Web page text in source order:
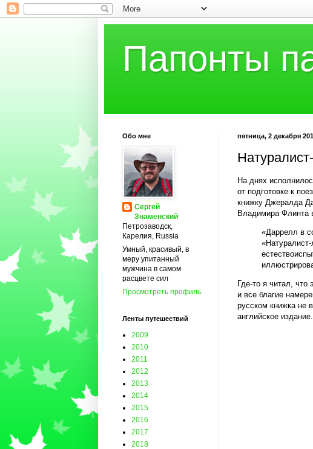
Папонты
пятница, 2 декабря
На днях
от подготовке к
книжку Джералда
Владимира Флинта
«Даррелл в
Где-то я читал, что
и все благие
русском книжка не
английское издание.
Обо мне
Сергей
Знаменский
Петрозаводск,
Карелия, Russia
Умный, красивый, в
меру упитанный
мужчина в самом
расцвете сил
Просмотреть профиль
Ленты путешествий
2009
2010
2011
2012
2013
2014
2015
2016
2017
2018